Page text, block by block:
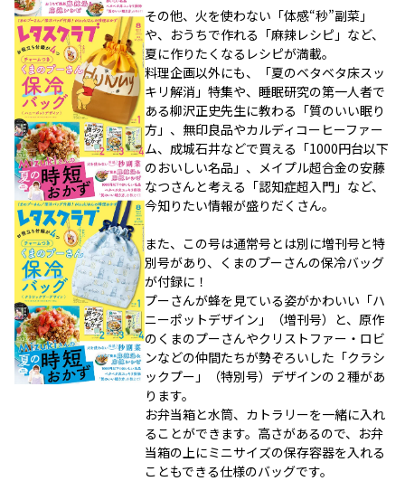
その他、火を使わない「体感“秒”副菜」
や、おうちで作れる「麻辣レシピ」など、
夏に作りたくなるレシピが満載。
料理企画以外にも、「夏のベタベタ床スッ
キリ解消」特集や、睡眠研究の第一人者で
ある柳沢正史先生に教わる「質のいい眠り
方」、無印良品やカルディコーヒーファー
ム、成城石井などで買える「1000円台以下
のおいしい名品」、メイプル超合金の安藤
なつさんと考える「認知症超入門」など、
今知りたい情報が盛りだくさん。
また、この号は通常号とは別に増刊号と特
別号があり、くまのプーさんの保冷バッグ
が付録に！
プーさんが蜂を見ている姿がかわいい「ハ
ニーポットデザイン」（増刊号）と、原作
のくまのプーさんやクリストファー・ロビ
ンなどの仲間たちが勢ぞろいした「クラシ
ックプー」（特別号）デザインの２種があ
ります。
お弁当箱と水筒、カトラリーを一緒に入れ
ることができます。高さがあるので、お弁
当箱の上にミニサイズの保存容器を入れる
こともできる仕様のバッグです。